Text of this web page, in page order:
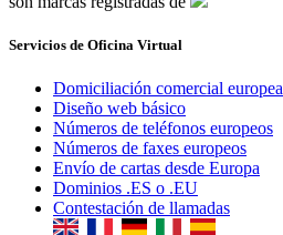
Servicios de Oficina Virtual
Domiciliación comercial europea
Diseño web básico
Números de teléfonos europeos
Números de faxes europeos
Envío de cartas desde Europa
Dominios .ES o .EU
Contestación de llamadas